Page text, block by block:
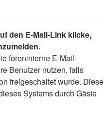
den E-Mail-Link klicke,
foreninterne E-Mail-
Benutzer nutzen, falls
freigeschaltet wurde. Diese
Systems durch Gäste